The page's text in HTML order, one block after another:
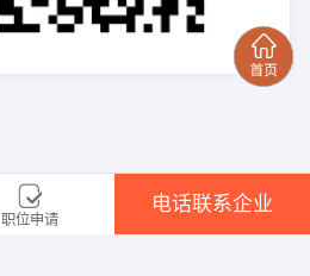
职位申请
电话联系企业